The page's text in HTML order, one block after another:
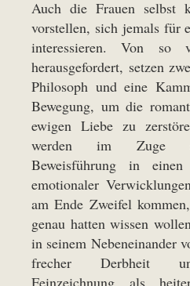
Auch die Frauen selbst
vorstellen, sich jemals für
interessieren. Von so
herausgefordert, setzen
Philosoph und eine
Bewegung, um die
ewigen Liebe zu
werden im Zuge
Beweisführung in
emotionaler
am Ende Zweifel
genau hatten wissen
in seinem Nebeneinander
frecher Derbheit
Feinzeichnung als